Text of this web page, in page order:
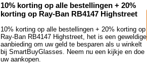
10% korting op alle bestellingen + 20%
korting op Ray-Ban RB4147 Highstreet
10% korting op alle bestellingen + 20% korting op
Ray-Ban RB4147 Highstreet, het is een geweldige
aanbieding om uw geld te besparen als u winkelt
bij SmartBuyGlasses. Neem nu een kijkje en doe
uw aankopen.